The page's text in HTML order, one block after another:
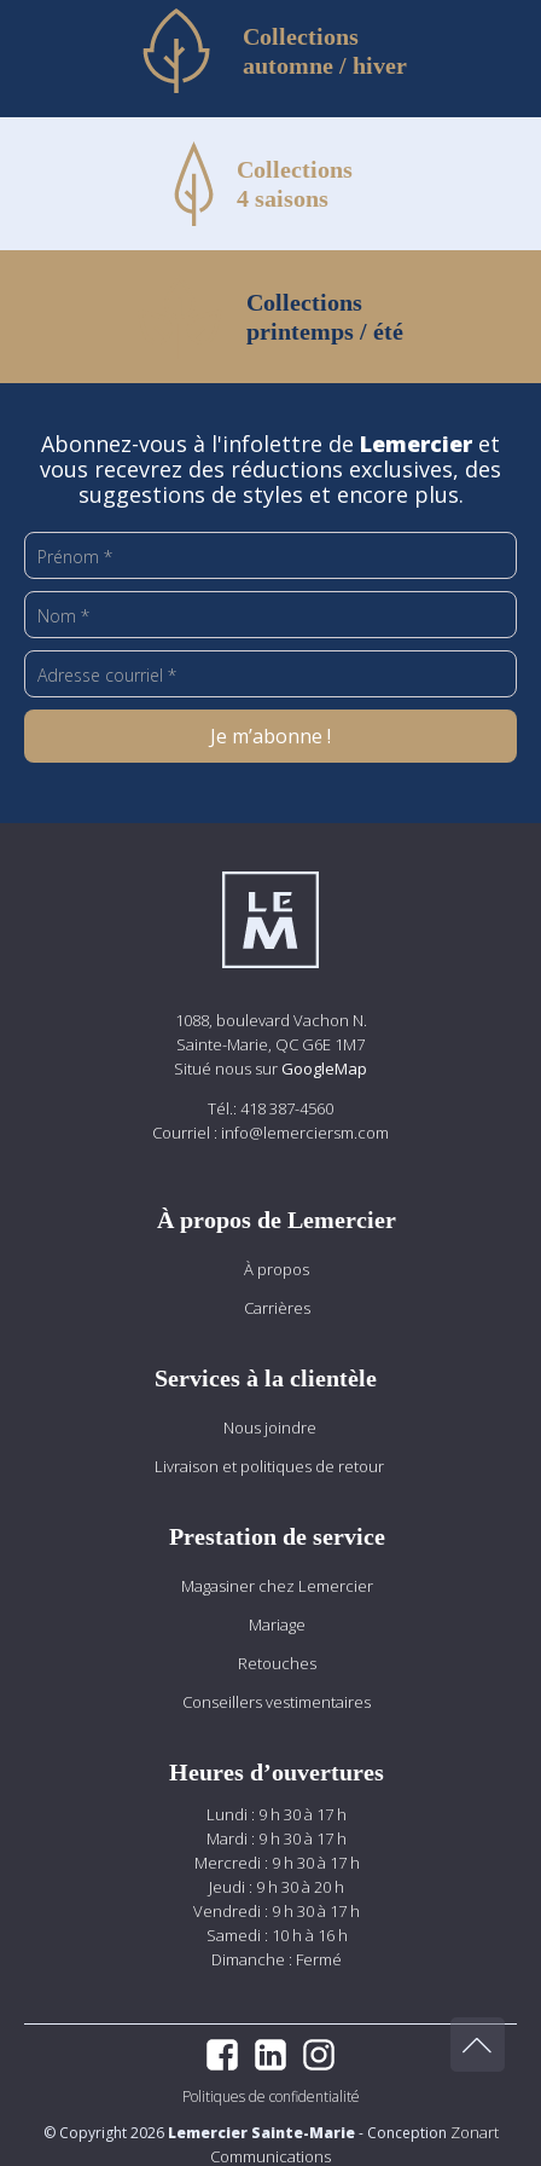
Collections
automne / hiver
Collections
4 saisons
Collections
printemps / été
Abonnez-vous à l'infolettre de Lemercier et
vous recevrez des réductions exclusives, des
suggestions de styles et encore plus.
1088, boulevard Vachon N.
Sainte-Marie, QC G6E 1M7
Situé nous sur GoogleMap
Tél.: 418 387-4560
Courriel : info@lemerciersm.com
À propos de Lemercier
À propos
Carrières
Services à la clientèle
Nous joindre
Livraison et politiques de retour
Prestation de service
Magasiner chez Lemercier
Mariage
Retouches
Conseillers vestimentaires
Heures d’ouvertures
Lundi : 9 h 30 à 17 h
Mardi : 9 h 30 à 17 h
Mercredi : 9 h 30 à 17 h
Jeudi : 9 h 30 à 20 h
Vendredi : 9 h 30 à 17 h
Samedi : 10 h à 16 h
Dimanche : Fermé
© Copyright 2026 Lemercier Sainte-Marie- Conception Zonart
Communications
Politiques de confidentialité